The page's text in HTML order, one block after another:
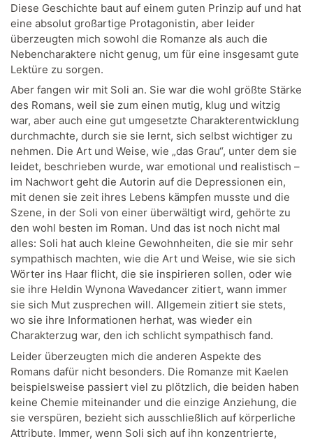
Diese Geschichte baut auf einem guten Prinzip auf und hat
eine absolut großartige Protagonistin, aber leider
überzeugten mich sowohl die Romanze als auch die
Nebencharaktere nicht genug, um für eine insgesamt gute
Lektüre zu sorgen.
Aber fangen wir mit Soli an. Sie war die wohl größte Stärke
des Romans, weil sie zum einen mutig, klug und witzig
war, aber auch eine gut umgesetzte Charakterentwicklung
durchmachte, durch sie sie lernt, sich selbst wichtiger zu
nehmen. Die Art und Weise, wie „das Grau“, unter dem sie
leidet, beschrieben wurde, war emotional und realistisch –
im Nachwort geht die Autorin auf die Depressionen ein,
mit denen sie zeit ihres Lebens kämpfen musste und die
Szene, in der Soli von einer überwältigt wird, gehörte zu
den wohl besten im Roman. Und das ist noch nicht mal
alles: Soli hat auch kleine Gewohnheiten, die sie mir sehr
sympathisch machten, wie die Art und Weise, wie sie sich
Wörter ins Haar flicht, die sie inspirieren sollen, oder wie
sie ihre Heldin Wynona Wavedancer zitiert, wann immer
sie sich Mut zusprechen will. Allgemein zitiert sie stets,
wo sie ihre Informationen herhat, was wieder ein
Charakterzug war, den ich schlicht sympathisch fand.
Leider überzeugten mich die anderen Aspekte des
Romans dafür nicht besonders. Die Romanze mit Kaelen
beispielsweise passiert viel zu plötzlich, die beiden haben
keine Chemie miteinander und die einzige Anziehung, die
sie verspüren, bezieht sich ausschließlich auf körperliche
Attribute. Immer, wenn Soli sich auf ihn konzentrierte,